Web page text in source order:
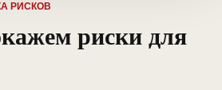
РИСКОВ
риски для